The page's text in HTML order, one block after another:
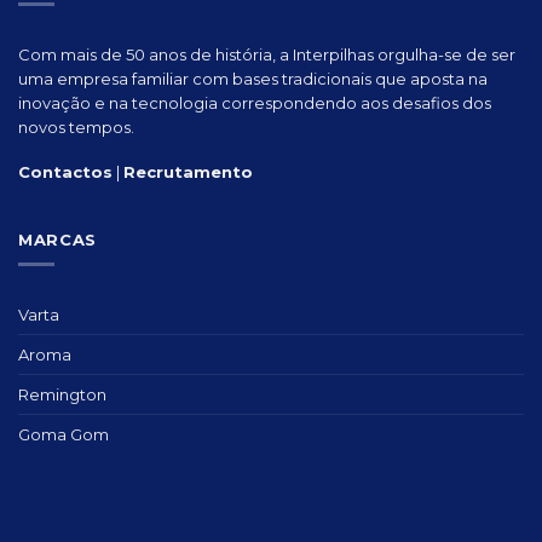
Com mais de 50 anos de história, a Interpilhas orgulha-se de ser
uma empresa familiar com bases tradicionais que aposta na
inovação e na tecnologia correspondendo aos desafios dos
novos tempos.
Contactos | Recrutamento
MARCAS
Varta
Aroma
Remington
Goma Gom